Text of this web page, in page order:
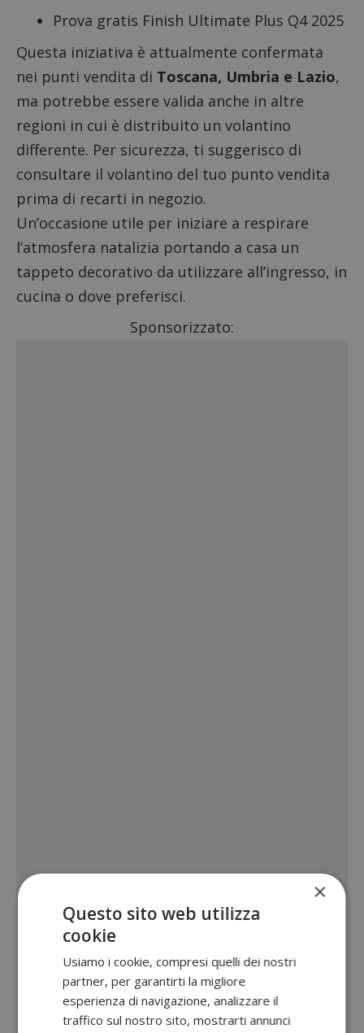
Prova gratis Finish Ultimate Plus Q4 2025
Questa iniziativa è attualmente confermata
nei punti vendita di Toscana, Umbria e Lazio,
ma potrebbe essere valida anche in altre
regioni in cui è distribuito un volantino
differente. Per sicurezza, ti suggerisco di
consultare il volantino del tuo punto vendita
prima di recarti in negozio.
Un’occasione utile per iniziare a respirare
l’atmosfera natalizia portando a casa un
tappeto decorativo da utilizzare all’ingresso, in
cucina o dove preferisci.
Sponsorizzato:
×
Questo sito web utilizza
cookie
Usiamo i cookie, compresi quelli dei nostri
partner, per garantirti la migliore
esperienza di navigazione, analizzare il
traffico sul nostro sito, mostrarti annunci